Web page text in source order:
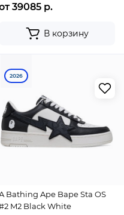
39085 р.
В корзину
2026
Bathing Ape Bape Sta OS
M2 Black White